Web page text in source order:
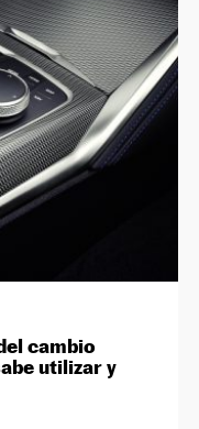
cambio
utilizar y